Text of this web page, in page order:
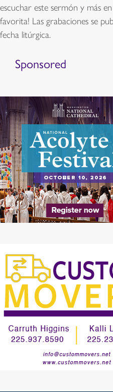
escuchar este sermón y más
favorita! Las grabaciones se
fecha litúrgica.
Sponsored